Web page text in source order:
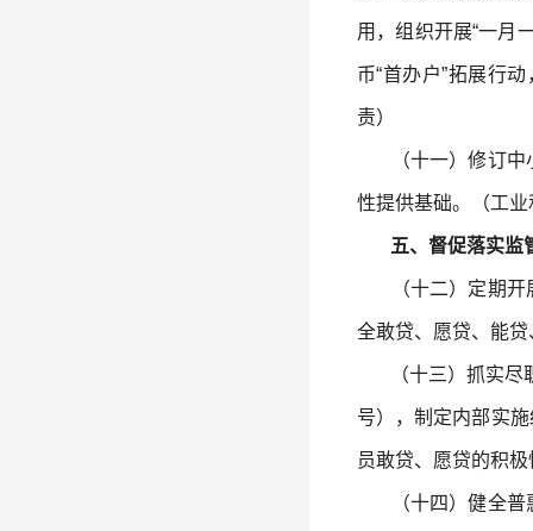
用，组织开展“一月
币“首办户”拓展行
责）
（十一）修订中小
性提供基础。（工
五、督促落实监
（十二）定期开展
全敢贷、愿贷、能
（十三）抓实尽职
号），制定内部实
员敢贷、愿贷的积
（十四）健全普惠